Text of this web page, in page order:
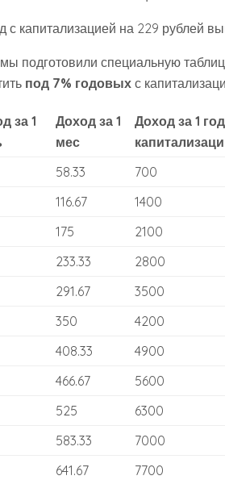
с капитализацией на 229 рублей
подготовили специальную
под 7% годовых с
за 1
Доход за 1
мес
Доход за 1
58.33 700
116.67 1400
175 2100
233.33 2800
291.67 3500
350 4200
408.33 4900
466.67 5600
525 6300
583.33 7000
641.67 7700